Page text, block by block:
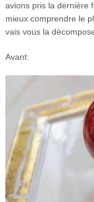
avions pris la dernière
mieux comprendre le
vais vous la
Avant: